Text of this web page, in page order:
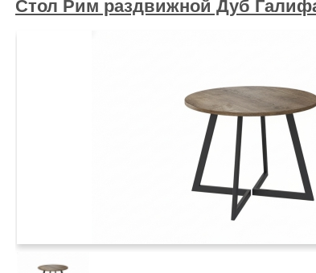
Стол Рим раздвижной Дуб